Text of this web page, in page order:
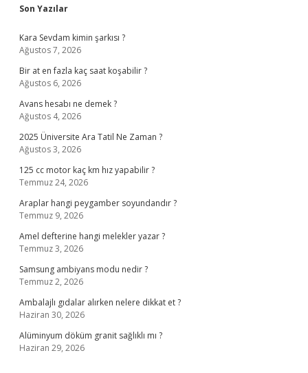
Sidebar
Son Yazılar
Kara Sevdam kimin şarkısı ?
Ağustos 7, 2026
Bir at en fazla kaç saat koşabilir ?
Ağustos 6, 2026
Avans hesabı ne demek ?
Ağustos 4, 2026
2025 Üniversite Ara Tatil Ne Zaman ?
Ağustos 3, 2026
125 cc motor kaç km hız yapabilir ?
Temmuz 24, 2026
Araplar hangi peygamber soyundandır ?
Temmuz 9, 2026
Amel defterine hangi melekler yazar ?
Temmuz 3, 2026
Samsung ambiyans modu nedir ?
Temmuz 2, 2026
Ambalajlı gıdalar alırken nelere dikkat et ?
Haziran 30, 2026
Alüminyum döküm granit sağlıklı mı ?
Haziran 29, 2026